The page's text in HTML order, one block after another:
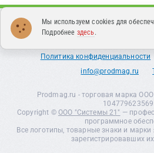
Каталог Поддержка
Политика конфиденциальности
info@prodmag.ru
Prodmag.ru - торговая марка
Copyright © ООО "Системы 21" —
программное
Все логотипы, товарные знаки и
зарегистрировавших
Мы используем cookies для
Подробнее здесь.